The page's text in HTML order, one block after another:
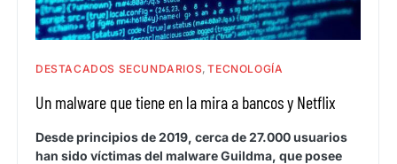
DESTACADOS SECUNDARIOS TECNOLOGÍA
Un malware que tiene en la mira a bancos y Netflix
Desde principios de 2019, cerca de 27.000 usuarios
han sido víctimas del malware Guildma, que posee